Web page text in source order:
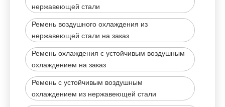
нержавеющей стали
Ремень воздушного охлаждения из
нержавеющей стали на заказ
Ремень охлаждения с устойчивым воздушным
охлаждением на заказ
Ремень с устойчивым воздушным
охлаждением из нержавеющей стали